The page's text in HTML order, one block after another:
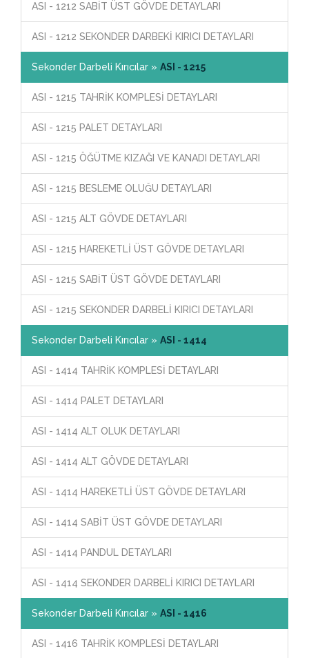
ASI - 1212 SABİT ÜST GÖVDE DETAYLARI
ASI - 1212 SEKONDER DARBEKİ KIRICI DETAYLARI
Sekonder Darbeli Kırıcılar » ASI - 1215
ASI - 1215 TAHRİK KOMPLESİ DETAYLARI
ASI - 1215 PALET DETAYLARI
ASI - 1215 ÖĞÜTME KIZAĞI VE KANADI DETAYLARI
ASI - 1215 BESLEME OLUĞU DETAYLARI
ASI - 1215 ALT GÖVDE DETAYLARI
ASI - 1215 HAREKETLİ ÜST GÖVDE DETAYLARI
ASI - 1215 SABİT ÜST GÖVDE DETAYLARI
ASI - 1215 SEKONDER DARBELİ KIRICI DETAYLARI
Sekonder Darbeli Kırıcılar » ASI - 1414
ASI - 1414 TAHRİK KOMPLESİ DETAYLARI
ASI - 1414 PALET DETAYLARI
ASI - 1414 ALT OLUK DETAYLARI
ASI - 1414 ALT GÖVDE DETAYLARI
ASI - 1414 HAREKETLİ ÜST GÖVDE DETAYLARI
ASI - 1414 SABİT ÜST GÖVDE DETAYLARI
ASI - 1414 PANDUL DETAYLARI
ASI - 1414 SEKONDER DARBELİ KIRICI DETAYLARI
Sekonder Darbeli Kırıcılar » ASI - 1416
ASI - 1416 TAHRİK KOMPLESİ DETAYLARI